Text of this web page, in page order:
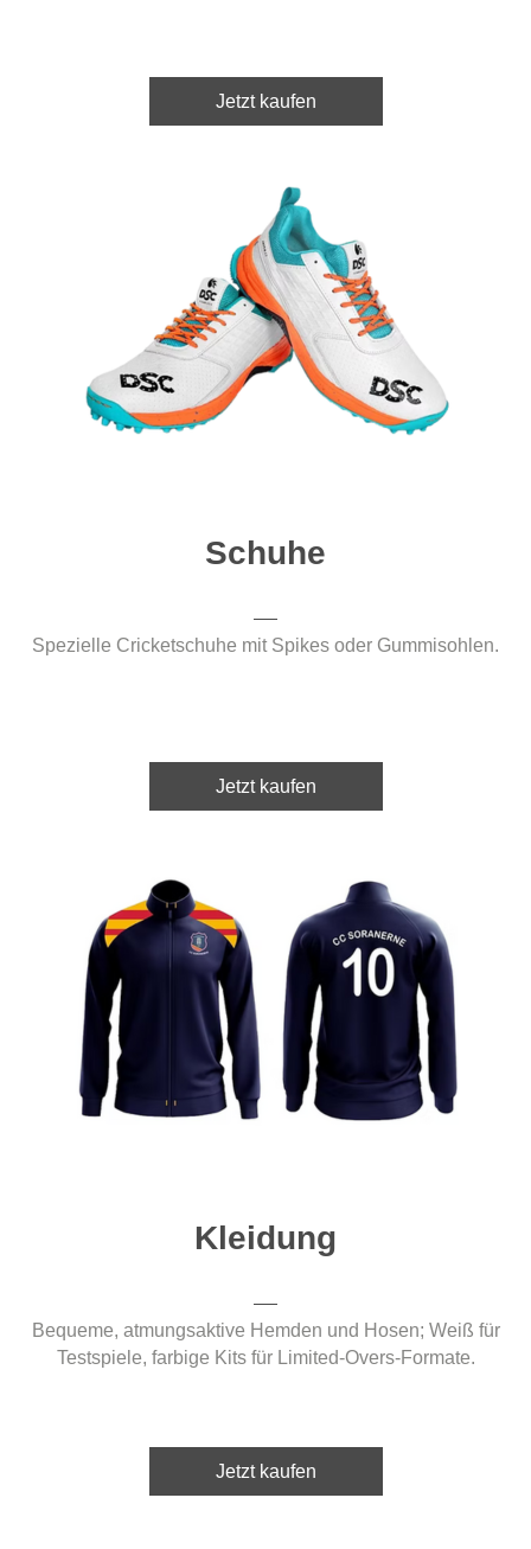
Jetzt kaufen
Schuhe
Spezielle Cricketschuhe mit Spikes oder Gummisohlen.
Jetzt kaufen
Kleidung
Bequeme, atmungsaktive Hemden und Hosen; Weiß für
Testspiele, farbige Kits für Limited-Overs-Formate.
Jetzt kaufen